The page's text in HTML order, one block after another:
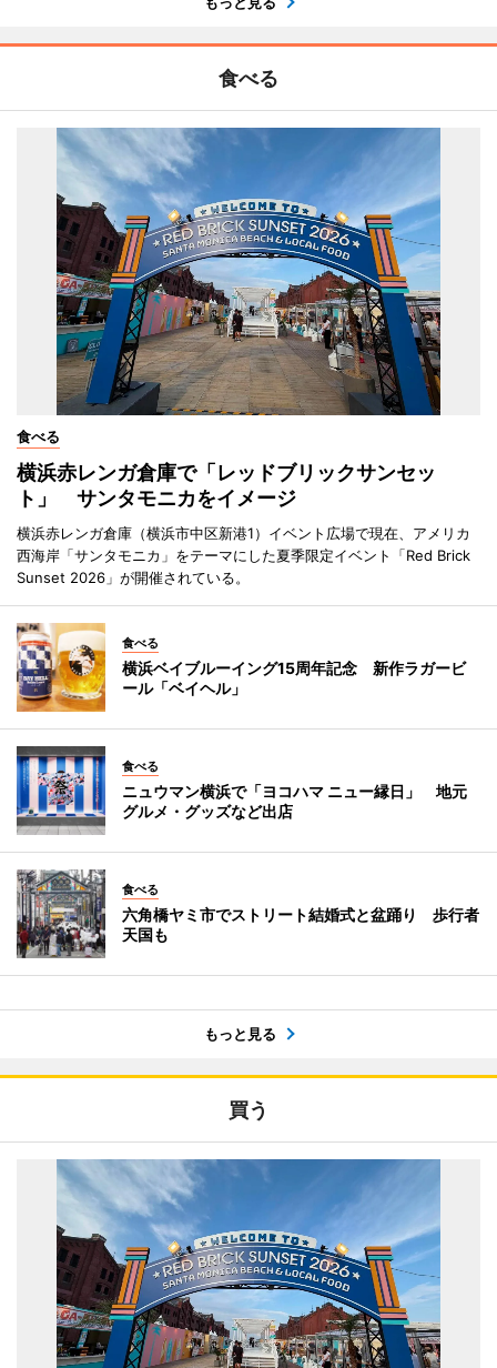
食べる
食べる
横浜赤レンガ倉庫で「レッドブリックサンセッ
ト」 サンタモニカをイメージ
横浜赤レンガ倉庫（横浜市中区新港1）イベント広場で現在、アメリカ
西海岸「サンタモニカ」をテーマにした夏季限定イベント「Red Brick
Sunset 2026」が開催されている。
食べる
横浜ベイブルーイング15周年記念 新作ラガービ
ール「ベイヘル」
食べる
ニュウマン横浜で「ヨコハマ ニュー縁日」 地元
グルメ・グッズなど出店
食べる
六角橋ヤミ市でストリート結婚式と盆踊り 歩行者
天国も
もっと見る
買う